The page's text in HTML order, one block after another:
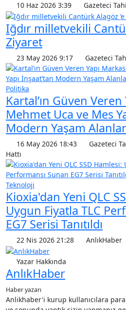
10 Haz 2026 3:39
Gazeteci
Iğdır milletvekili
Ziyaret
23 May 2026 9:17 Gazeteci
Politika
Kartal’ın Güven Veren
Mehmet Uca ve Mes
Modern Yaşam
16 May 2026 18:43
Gazeteci
Hattı
Teknoloji
Kioxia'dan Yeni QLC
Uygun Fiyatla TLC
EG7 Serisi Tanıtıldı
22 Nis 2026 21:28 AnlıkHaber
Yazar Hakkında
AnlıkHaber
Haber yazarı
Anlikhaber'i kurup kullanıcılara